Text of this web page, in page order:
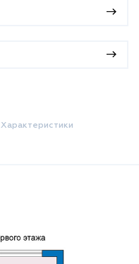
Характеристики